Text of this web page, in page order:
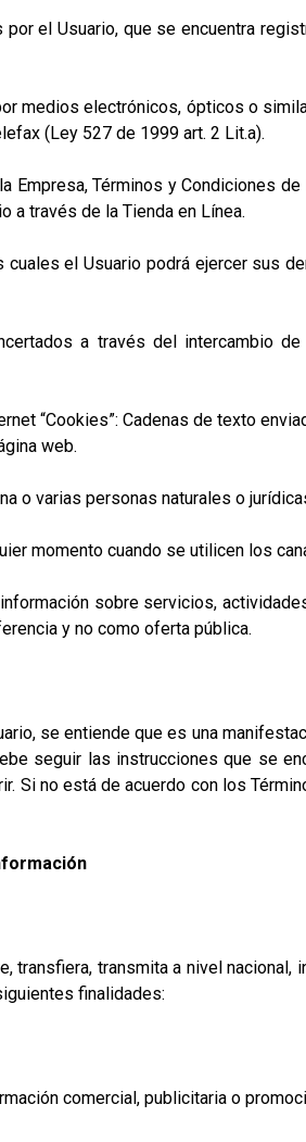
el Usuario, que se encuentra
medios electrónicos, ópticos o
(Ley 527 de 1999 art. 2 Lit.a).
Términos y Condiciones
a través de la Tienda en Línea.
el Usuario podrá ejercer sus
a través del intercambio de
“Cookies”: Cadenas de texto
web.
varias personas naturales o
momento cuando se utilicen los
sobre servicios,
y no como oferta pública.
se entiende que es una
seguir las instrucciones que se
Si no está de acuerdo con los
transfiera, transmita a nivel
finalidades:
comercial, publicitaria o